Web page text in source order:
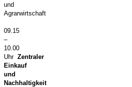
und
Agrarwirtschaft
09.15
–
10.00
Uhr Zentraler
Einkauf
und
Nachhaltigkeit